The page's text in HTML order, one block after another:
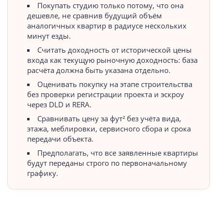
Покупать студию только потому, что она
дешевле, не сравнив будущий объём
аналогичных квартир в радиусе нескольких
минут езды.
Считать доходность от исторической цены
входа как текущую рыночную доходность: база
расчёта должна быть указана отдельно.
Оценивать покупку на этапе строительства
без проверки регистрации проекта и эскроу
через DLD и RERA.
Сравнивать цену за фут² без учёта вида,
этажа, меблировки, сервисного сбора и срока
передачи объекта.
Предполагать, что все заявленные квартиры
будут переданы строго по первоначальному
графику.